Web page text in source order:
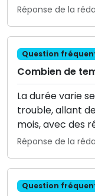
Réponse de la
Question
Combien de
La durée varie
trouble, allant
mois, avec des
Réponse de la
Question